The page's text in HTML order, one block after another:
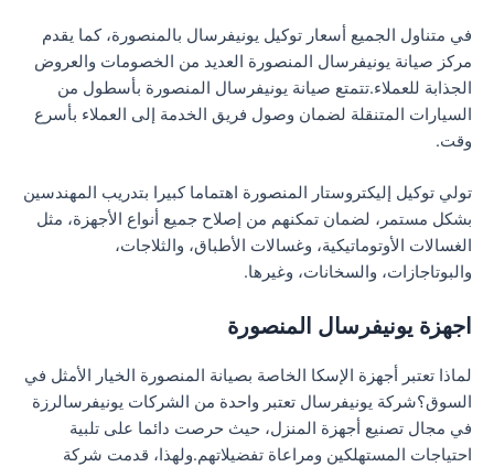
في متناول الجميع أسعار توكيل يونيفرسال بالمنصورة، كما يقدم
مركز صيانة يونيفرسال المنصورة العديد من الخصومات والعروض
الجذابة للعملاء.تتمتع صيانة يونيفرسال المنصورة بأسطول من
السيارات المتنقلة لضمان وصول فريق الخدمة إلى العملاء بأسرع
وقت.
تولي توكيل إليكتروستار المنصورة اهتماما كبيرا بتدريب المهندسين
بشكل مستمر، لضمان تمكنهم من إصلاح جميع أنواع الأجهزة، مثل
الغسالات الأوتوماتيكية، وغسالات الأطباق، والثلاجات،
والبوتاجازات، والسخانات، وغيرها.
اجهزة يونيفرسال المنصورة
لماذا تعتبر أجهزة الإسكا الخاصة بصيانة المنصورة الخيار الأمثل في
السوق؟شركة يونيفرسال تعتبر واحدة من الشركات يونيفرسالرزة
في مجال تصنيع أجهزة المنزل، حيث حرصت دائما على تلبية
احتياجات المستهلكين ومراعاة تفضيلاتهم.ولهذا، قدمت شركة